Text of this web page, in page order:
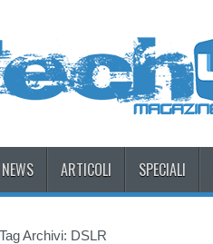
NEWS ARTICOLI SPECIALI
Tag Archivi: DSLR